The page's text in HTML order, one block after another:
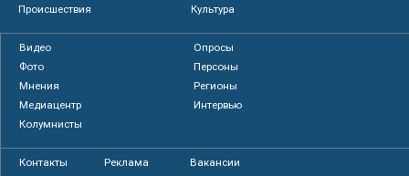
Происшествия
Культура
Видео
Опросы
Фото
Персоны
Мнения
Регионы
Медиацентр
Интервью
Колумнисты
Контакты Реклама Вакансии